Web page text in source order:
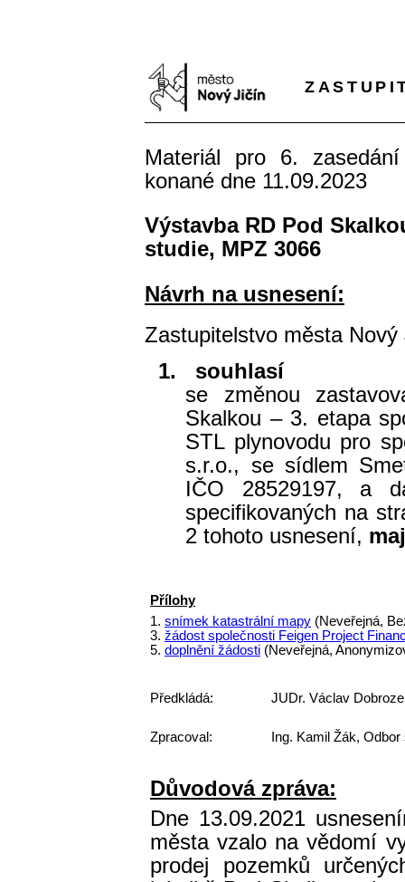
Materiál pro 6.
konané dne 11.09.2023
Výstavba RD Pod
studie, MPZ 3066
Návrh na usnesení:
Zastupitelstvo města Nový
1.
souhlasí
se změnou
Skalkou – 3. etapa
STL plynovodu pro
s.r.o., se sídlem
IČO 28529197, a
specifikovaných na
2 tohoto usnesení,
Přílohy
1. snímek katastrální mapy (Neveřejná,
3. žádost společnosti Feigen Project
5. doplnění žádosti (Neveřejná,
Předkládá: JUDr. Václav
Zpracoval: Ing. Kamil Žák,
Důvodová zpráva:
Dne 13.09.2021
města vzalo na vědomí
prodej pozemků